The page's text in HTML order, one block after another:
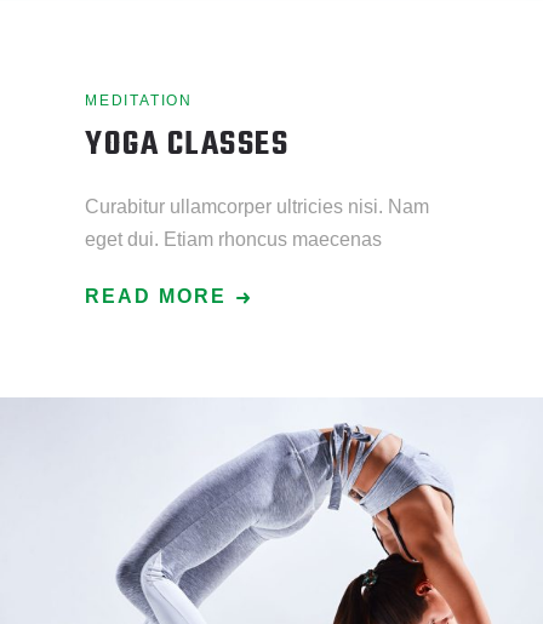
MEDITATION
YOGA CLASSES
Curabitur ullamcorper ultricies nisi. Nam
eget dui. Etiam rhoncus maecenas
READ MORE